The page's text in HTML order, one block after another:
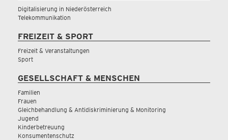
Digitalisierung in Niederösterreich
Telekommunikation
FREIZEIT & SPORT
Freizeit & Veranstaltungen
Sport
GESELLSCHAFT & MENSCHEN
Familien
Frauen
Gleichbehandlung & Antidiskriminierung & Monitoring
Jugend
Kinderbetreuung
Konsumentenschutz